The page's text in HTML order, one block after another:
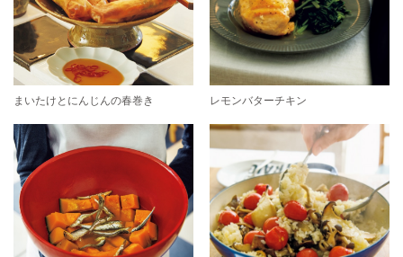
まいたけとにんじんの春巻き レモンバターチキン